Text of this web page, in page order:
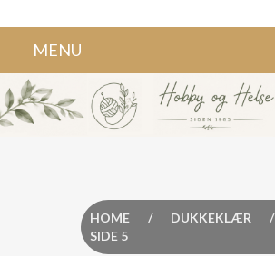
HOME / DUKKEKLÆR
/
SIDE 5